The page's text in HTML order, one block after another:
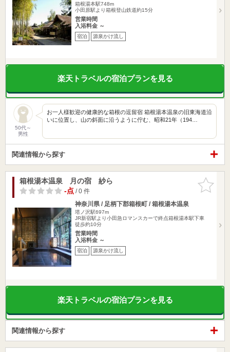
箱根湯本駅748m
小田原駅より箱根登山鉄道約15分
営業時間
入浴料金 ～
宿泊 源泉かけ流し
楽天トラベルの宿泊プランを見る
50代～
男性
お一人様歓迎の健康的な箱根の逗留宿 箱根湯本温泉の旧東海道沿
いに位置し、山の斜面に沿うように佇む、昭和21年（194…
関連情報から探す
お気に入
りに追加
箱根湯本温泉 月の宿 紗ら
-点/ 0 件
神奈川県 / 足柄下郡箱根町 / 箱根湯本温泉
塔ノ沢駅697m
JR新宿駅より小田急ロマンスカーで終点箱根湯本駅下車
徒歩約10分
営業時間
入浴料金 ～
宿泊 源泉かけ流し
楽天トラベルの宿泊プランを見る
関連情報から探す